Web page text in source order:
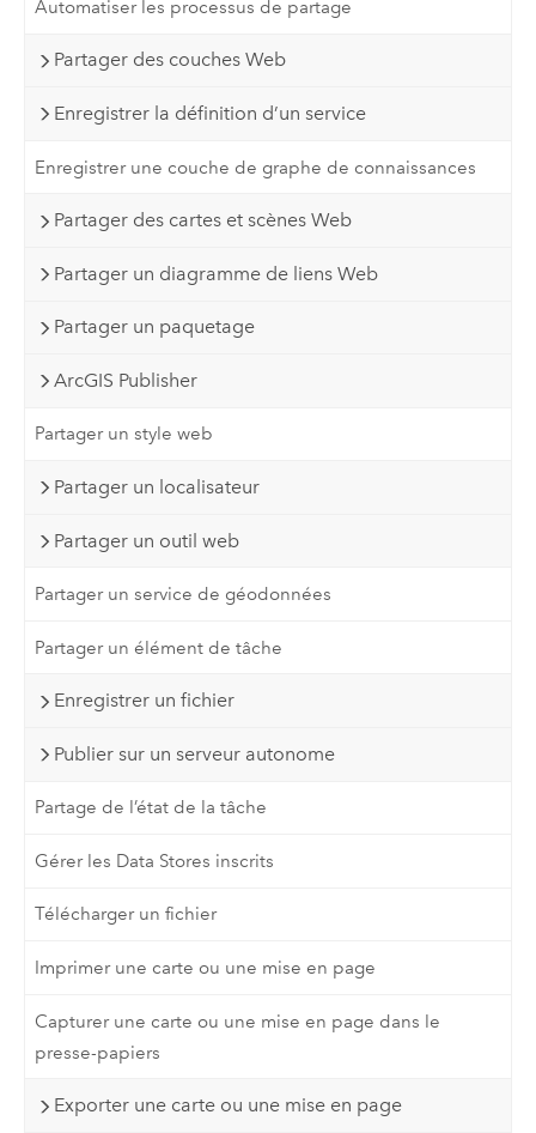
Automatiser les processus de partage
Partager des couches Web
Enregistrer la définition d’un service
Enregistrer une couche de graphe de connaissances
Partager des cartes et scènes Web
Partager un diagramme de liens Web
Partager un paquetage
ArcGIS Publisher
Partager un style web
Partager un localisateur
Partager un outil web
Partager un service de géodonnées
Partager un élément de tâche
Enregistrer un fichier
Publier sur un serveur autonome
Partage de l’état de la tâche
Gérer les Data Stores inscrits
Télécharger un fichier
Imprimer une carte ou une mise en page
Capturer une carte ou une mise en page dans le
presse-papiers
Exporter une carte ou une mise en page